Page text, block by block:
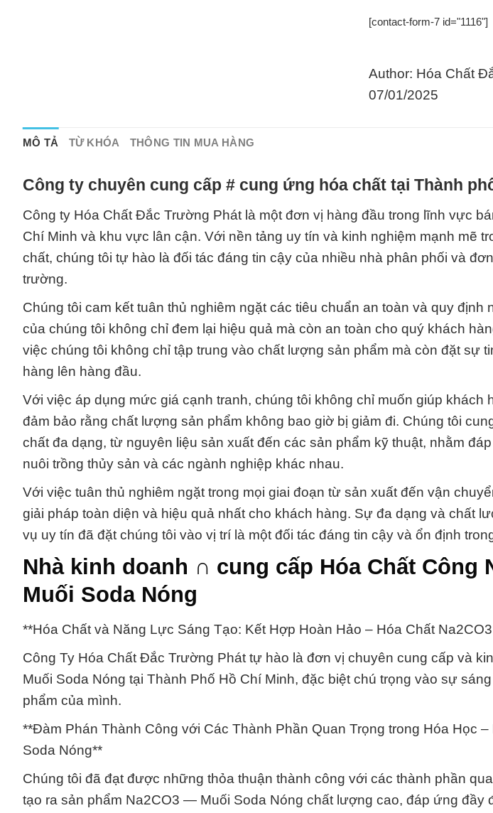
[contact-form-7 id="1116"]
Author: Hóa Chất
07/01/2025
MÔ TẢ TỪ KHÓA THÔNG TIN MUA HÀNG
Công ty chuyên cung cấp # cung ứng hóa chất tại Thành
Công ty Hóa Chất Đắc Trường Phát là một đơn vị hàng đầu trong lĩnh vực
Chí Minh và khu vực lân cận. Với nền tảng uy tín và kinh nghiệm mạnh mẽ
chất, chúng tôi tự hào là đối tác đáng tin cậy của nhiều nhà phân phối và
trường.
Chúng tôi cam kết tuân thủ nghiêm ngặt các tiêu chuẩn an toàn và quy định
của chúng tôi không chỉ đem lại hiệu quả mà còn an toàn cho quý khách
việc chúng tôi không chỉ tập trung vào chất lượng sản phẩm mà còn đặt sự
hàng lên hàng đầu.
Với việc áp dụng mức giá cạnh tranh, chúng tôi không chỉ muốn giúp khách
đảm bảo rằng chất lượng sản phẩm không bao giờ bị giảm đi. Chúng tôi
chất đa dạng, từ nguyên liệu sản xuất đến các sản phẩm kỹ thuật, nhằm
nuôi trồng thủy sản và các ngành nghiệp khác nhau.
Với việc tuân thủ nghiêm ngặt trong mọi giai đoạn từ sản xuất đến vận
giải pháp toàn diện và hiệu quả nhất cho khách hàng. Sự đa dạng và chất
vụ uy tín đã đặt chúng tôi vào vị trí là một đối tác đáng tin cậy và ổn định
Nhà kinh doanh ∩ cung cấp Hóa Chất Công
Muối Soda Nóng
**Hóa Chất và Năng Lực Sáng Tạo: Kết Hợp Hoàn Hảo – Hóa Chất
Công Ty Hóa Chất Đắc Trường Phát tự hào là đơn vị chuyên cung cấp và
Muối Soda Nóng tại Thành Phố Hồ Chí Minh, đặc biệt chú trọng vào sự
phẩm của mình.
**Đàm Phán Thành Công với Các Thành Phần Quan Trọng trong Hóa Học
Soda Nóng**
Chúng tôi đã đạt được những thỏa thuận thành công với các thành phần
tạo ra sản phẩm Na2CO3 — Muối Soda Nóng chất lượng cao, đáp ứng đầy